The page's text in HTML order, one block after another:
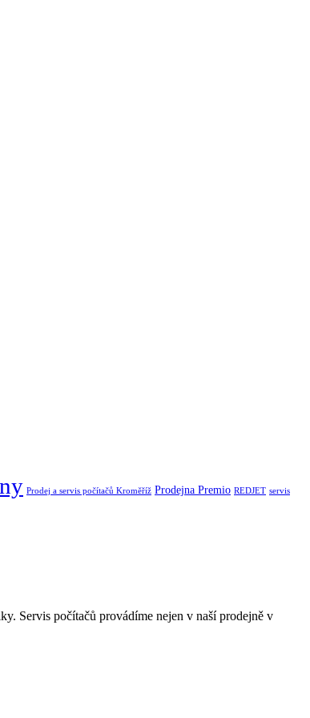
Prodej a servis počítačů Kroměříž Prodejna Premio REDJET servis
Servis počítačů provádíme nejen v naší prodejně v